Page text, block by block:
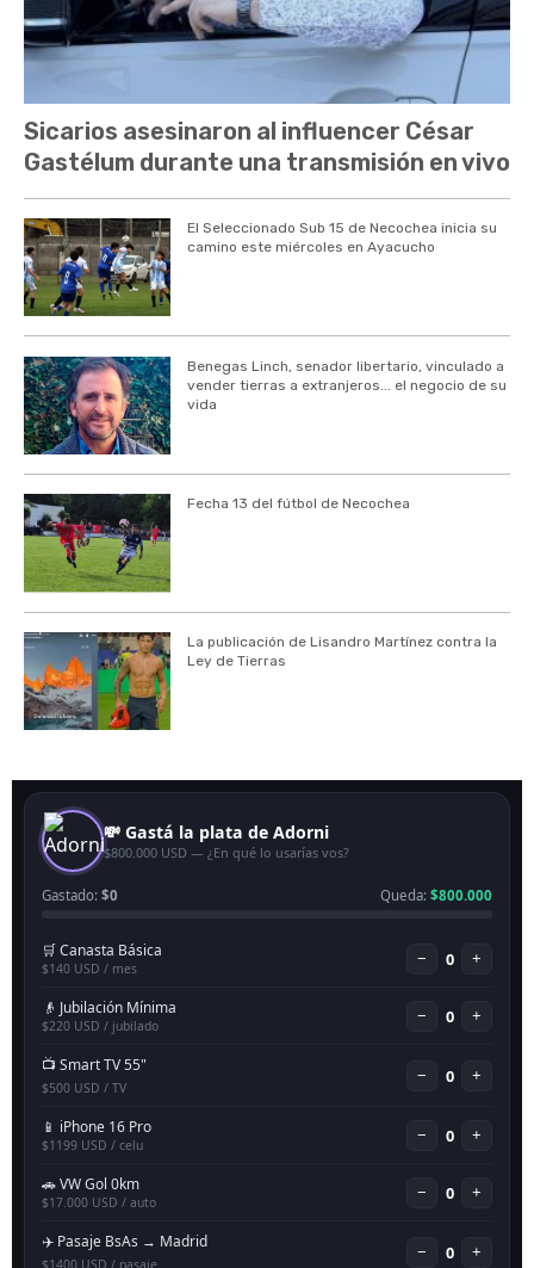
Sicarios asesinaron al influencer César
Gastélum durante una transmisión en vivo
El Seleccionado Sub 15 de Necochea inicia su
camino este miércoles en Ayacucho
Benegas Linch, senador libertario, vinculado a
vender tierras a extranjeros... el negocio de su
vida
Fecha 13 del fútbol de Necochea
La publicación de Lisandro Martínez contra la
Ley de Tierras